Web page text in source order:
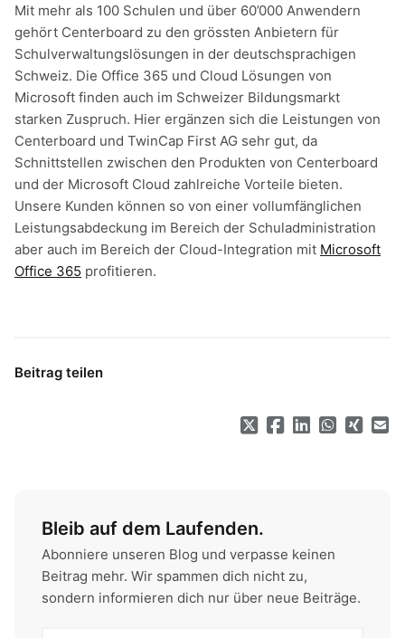
Mit mehr als 100 Schulen und über 60’000 Anwendern
gehört Centerboard zu den grössten Anbietern für
Schulverwaltungslösungen in der deutschsprachigen
Schweiz. Die Office 365 und Cloud Lösungen von
Microsoft finden auch im Schweizer Bildungsmarkt
starken Zuspruch. Hier ergänzen sich die Leistungen von
Centerboard und TwinCap First AG sehr gut, da
Schnittstellen zwischen den Produkten von Centerboard
und der Microsoft Cloud zahlreiche Vorteile bieten.
Unsere Kunden können so von einer vollumfänglichen
Leistungsabdeckung im Bereich der Schuladministration
aber auch im Bereich der Cloud-Integration mit Microsoft
Office 365 profitieren.
Beitrag teilen
Bleib auf dem Laufenden.
Abonniere unseren Blog und verpasse keinen
Beitrag mehr. Wir spammen dich nicht zu,
sondern informieren dich nur über neue Beiträge.